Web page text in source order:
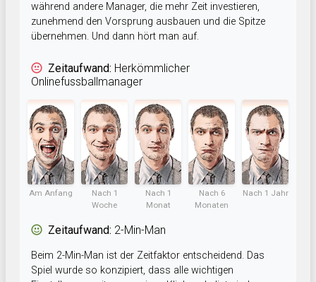
während andere Manager, die mehr Zeit investieren,
zunehmend den Vorsprung ausbauen und die Spitze
übernehmen. Und dann hört man auf.
Zeitaufwand: Herkömmlicher
Onlinefussballmanager
Am Anfang
Nach 1
Woche
Nach 1
Monat
Nach 6
Monaten
Nach 1 Jahr
Zeitaufwand: 2-Min-Man
Beim 2-Min-Man ist der Zeitfaktor entscheidend. Das
Spiel wurde so konzipiert, dass alle wichtigen